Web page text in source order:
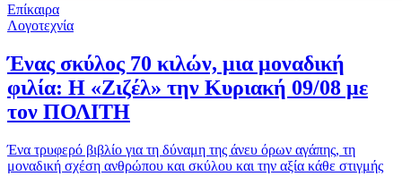
Επίκαιρα
Λογοτεχνία
Ένας σκύλος 70 κιλών, μια μοναδική
φιλία: Η «Ζιζέλ» την Κυριακή 09/08 με
τον ΠΟΛΙΤΗ
Ένα τρυφερό βιβλίο για τη δύναμη της άνευ όρων αγάπης, τη
μοναδική σχέση ανθρώπου και σκύλου και την αξία κάθε στιγμής